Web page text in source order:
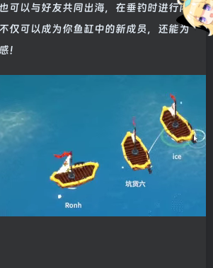
可以与好友共同出海，在垂钓时进行闲
仅可以成为你鱼缸中的新成员，还能为
！